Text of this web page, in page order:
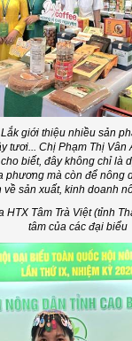
giới thiệu nhiều sản
tươi... Chị Phạm Thị
biết, đây không chỉ là
phương mà còn để nông
về sản xuất, kinh doanh
HTX Tâm Trà Việt (tỉnh
tâm của các đại biểu